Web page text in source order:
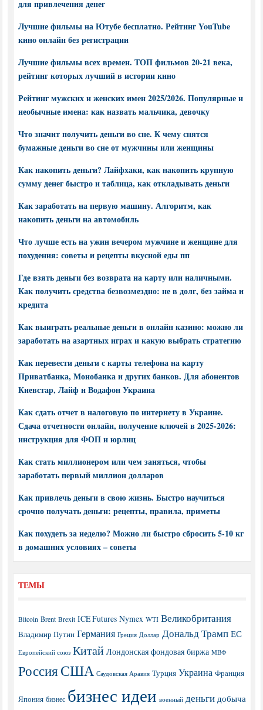
для привлечения денег
Лучшие фильмы на Ютубе бесплатно. Рейтинг YouTube
кино онлайн без регистрации
Лучшие фильмы всех времен. ТОП фильмов 20-21 века,
рейтинг которых лучший в истории кино
Рейтинг мужских и женских имен 2025/2026. Популярные и
необычные имена: как назвать мальчика, девочку
Что значит получить деньги во сне. К чему снятся
бумажные деньги во сне от мужчины или женщины
Как накопить деньги? Лайфхаки, как накопить крупную
сумму денег быстро и таблица, как откладывать деньги
Как заработать на первую машину. Алгоритм, как
накопить деньги на автомобиль
Что лучше есть на ужин вечером мужчине и женщине для
похудения: советы и рецепты вкусной еды пп
Где взять деньги без возврата на карту или наличными.
Как получить средства безвозмездно: не в долг, без займа и
кредита
Как выиграть реальные деньги в онлайн казино: можно ли
заработать на азартных играх и какую выбрать стратегию
Как перевести деньги с карты телефона на карту
Приватбанка, Монобанка и других банков. Для абонентов
Киевстар, Лайф и Водафон Украина
Как сдать отчет в налоговую по интернету в Украине.
Сдача отчетности онлайн, получение ключей в 2025-2026:
инструкция для ФОП и юрлиц
Как стать миллионером или чем заняться, чтобы
заработать первый миллион долларов
Как привлечь деньги в свою жизнь. Быстро научиться
срочно получать деньги: рецепты, правила, приметы
Как похудеть за неделю? Можно ли быстро сбросить 5-10 кг
в домашних условиях – советы
ТЕМЫ
Bitcoin Brent Brexit ICE Futures Nymex WTI Великобритания
Владимир Путин Германия Греция Доллар Дональд Трамп ЕС
Европейский союз Китай Лондонская фондовая биржа МВФ
РоссияСША Саудовская Аравия Турция Украина Франция
Япония бизнес бизнес идеи военный деньги добыча